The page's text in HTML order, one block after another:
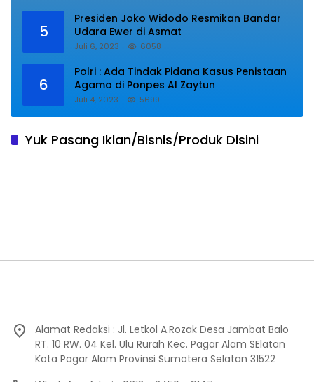
5
Presiden Joko Widodo Resmikan Bandar
Udara Ewer di Asmat
Juli 6, 2023 6058
6
Polri : Ada Tindak Pidana Kasus Penistaan
Agama di Ponpes Al Zaytun
Juli 4, 2023 5699
Yuk Pasang Iklan/Bisnis/Produk Disini
Alamat Redaksi : Jl. Letkol A.Rozak Desa Jambat Balo
RT. 10 RW. 04 Kel. Ulu Rurah Kec. Pagar Alam SElatan
Kota Pagar Alam Provinsi Sumatera Selatan 31522